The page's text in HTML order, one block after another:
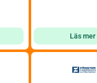
Läs mer